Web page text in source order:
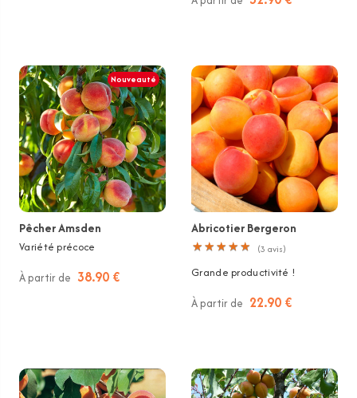
Nouveauté
Pêcher Amsden
Variété précoce
À partir de 38.90 €
Abricotier Bergeron
★ ★ ★ ★ ★
★ ★ ★ ★ ★ (3 avis)
Grande productivité !
À partir de 22.90 €